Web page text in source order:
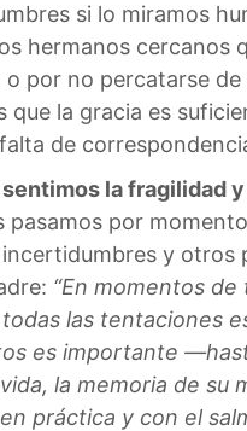
si lo miramos
hermanos cercanos
o por no percatarse
que la gracia es
de
la fragilidad
pasamos por
y otros
“En momentos
las tentaciones
es importante
la memoria de su
práctica y con el